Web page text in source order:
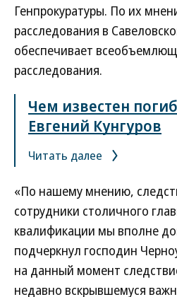
Генпрокуратуры. По их
расследования в
обеспечивает
расследования.
Чем известен
Евгений Кунгуров
Читать далее
«По нашему мнению,
сотрудники столичного
квалификации мы вполне
подчеркнул господин
на данный момент
недавно вскрывшемуся